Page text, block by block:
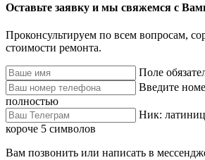
Оставьте заявку и мы свяжемся с
Проконсультируем по всем вопросам,
стоимости ремонта.
Поле
Введите
полностью
Ник:
короче 5 символов
Вам позвонить или написать в